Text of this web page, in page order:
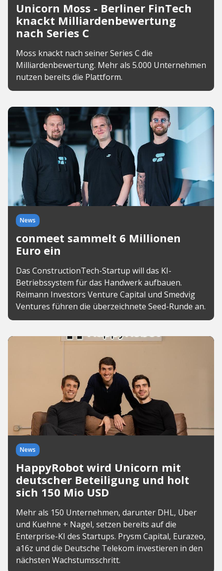
Unicorn Moss - Berliner FinTech
knackt Milliardenbewertung
nach Series C
Moss knackt nach seiner Series C die
Milliardenbewertung. Mehr als 5.000 Unternehmen
nutzen bereits die Plattform.
News
conmeet sammelt 6 Millionen
Euro ein
Das ConstructionTech-Startup will das KI-
Betriebssystem für das Handwerk aufbauen.
Reimann Investors Venture Capital und Smedvig
Ventures führen die überzeichnete Seed-Runde an.
News
HappyRobot wird Unicorn mit
deutscher Beteiligung und holt
sich 150 Mio USD
Mehr als 150 Unternehmen, darunter DHL, Uber
und Kuehne + Nagel, setzen bereits auf die
Enterprise-KI des Startups. Prysm Capital, Eurazeo,
a16z und die Deutsche Telekom investieren in den
nächsten Wachstumsschritt.